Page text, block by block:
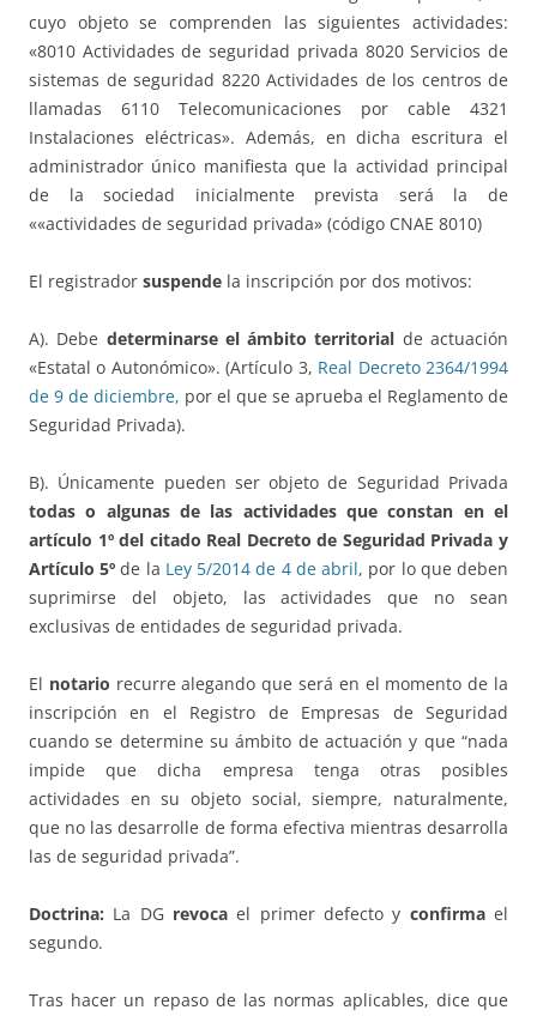
cuyo objeto se comprenden las siguientes actividades:
«8010 Actividades de seguridad privada 8020 Servicios de
sistemas de seguridad 8220 Actividades de los centros de
llamadas 6110 Telecomunicaciones por cable 4321
Instalaciones eléctricas». Además, en dicha escritura el
administrador único manifiesta que la actividad principal
de la sociedad inicialmente prevista será la de
««actividades de seguridad privada» (código CNAE 8010)
El registrador suspende la inscripción por dos motivos:
A). Debe determinarse el ámbito territorial de actuación
«Estatal o Autonómico». (Artículo 3, Real Decreto 2364/1994
de 9 de diciembre, por el que se aprueba el Reglamento de
Seguridad Privada).
B). Únicamente pueden ser objeto de Seguridad Privada
todas o algunas de las actividades que constan en el
artículo 1º del citado Real Decreto de Seguridad Privada y
Artículo 5º de la Ley 5/2014 de 4 de abril, por lo que deben
suprimirse del objeto, las actividades que no sean
exclusivas de entidades de seguridad privada.
El notario recurre alegando que será en el momento de la
inscripción en el Registro de Empresas de Seguridad
cuando se determine su ámbito de actuación y que “nada
impide que dicha empresa tenga otras posibles
actividades en su objeto social, siempre, naturalmente,
que no las desarrolle de forma efectiva mientras desarrolla
las de seguridad privada”.
Doctrina: La DG revoca el primer defecto y confirmael
segundo.
Tras hacer un repaso de las normas aplicables, dice que